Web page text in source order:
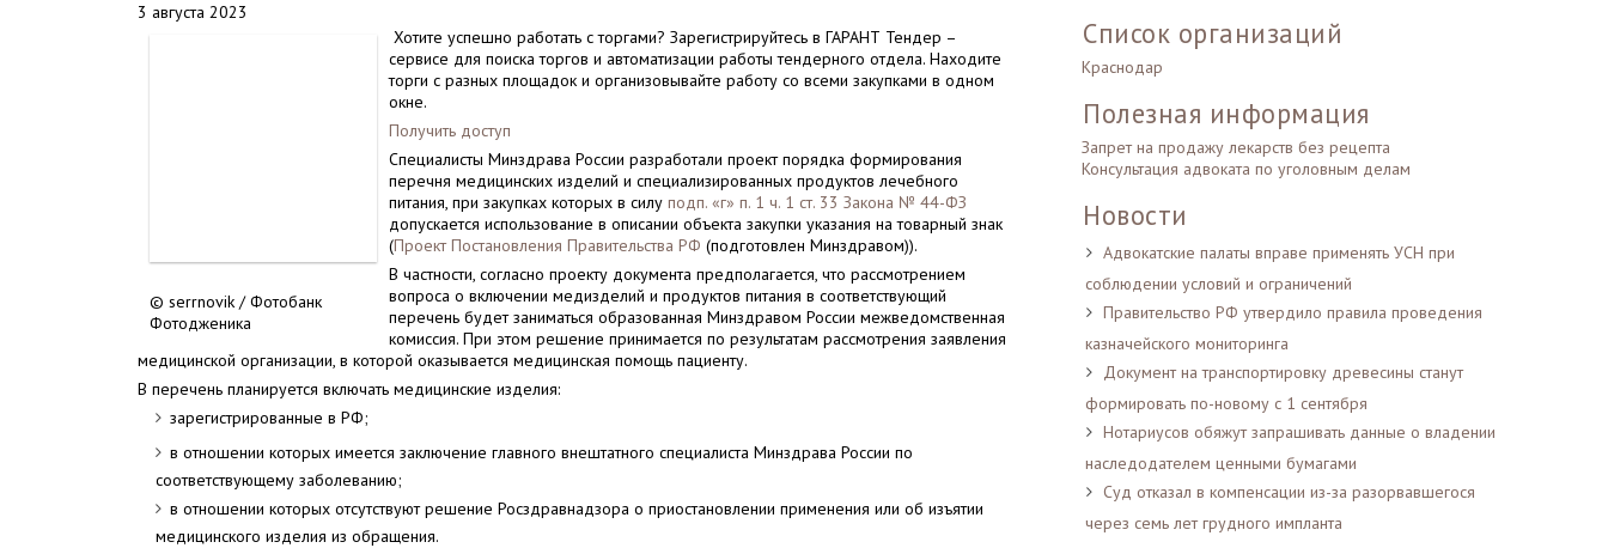
3 августа 2023
© serrnovik / Фотобанк
Фотодженика
Хотите успешно работать с торгами? Зарегистрируйтесь в ГАРАНТ Тендер –
сервисе для поиска торгов и автоматизации работы тендерного отдела. Находите
торги с разных площадок и организовывайте работу со всеми закупками в одном
окне.
Получить доступ
Специалисты Минздрава России разработали проект порядка формирования
перечня медицинских изделий и специализированных продуктов лечебного
питания, при закупках которых в силуподп. «г» п. 1 ч. 1 ст. 33 Закона № 44-ФЗ
допускается использование в описании объекта закупки указания на товарный знак
(Проект Постановления Правительства РФ (подготовлен Минздравом)).
В частности, согласно проекту документа предполагается, что рассмотрением
вопроса о включении медизделий и продуктов питания в соответствующий
перечень будет заниматься образованная Минздравом России межведомственная
комиссия. При этом решение принимается по результатам рассмотрения заявления
медицинской организации, в которой оказывается медицинская помощь пациенту.
В перечень планируется включать медицинские изделия:
зарегистрированные в РФ;
в отношении которых имеется заключение главного внештатного специалиста Минздрава России по
соответствующему заболеванию;
в отношении которых отсутствуют решение Росздравнадзора о приостановлении применения или об изъятии
медицинского изделия из обращения.
Список организаций
Краснодар
Полезная информация
Запрет на продажу лекарств без рецепта
Консультация адвоката по уголовным делам
Новости
Адвокатские палаты вправе применять УСН при
соблюдении условий и ограничений
Правительство РФ утвердило правила проведения
казначейского мониторинга
Документ на транспортировку древесины станут
формировать по-новому с 1 сентября
Нотариусов обяжут запрашивать данные о владении
наследодателем ценными бумагами
Суд отказал в компенсации из-за разорвавшегося
через семь лет грудного импланта